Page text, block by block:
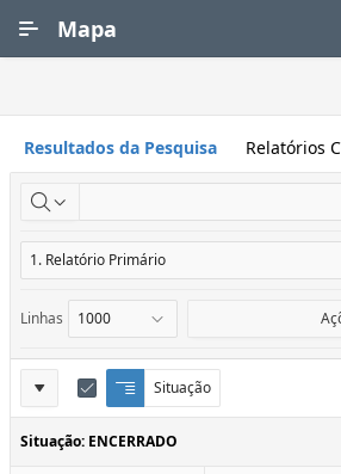
Mapa
Resultados da Pesquisa Relatórios
Linhas
Definições
do
Relatório
Situação
Q
u
e
b
E
d
i
t
Situação: ENCERRADO